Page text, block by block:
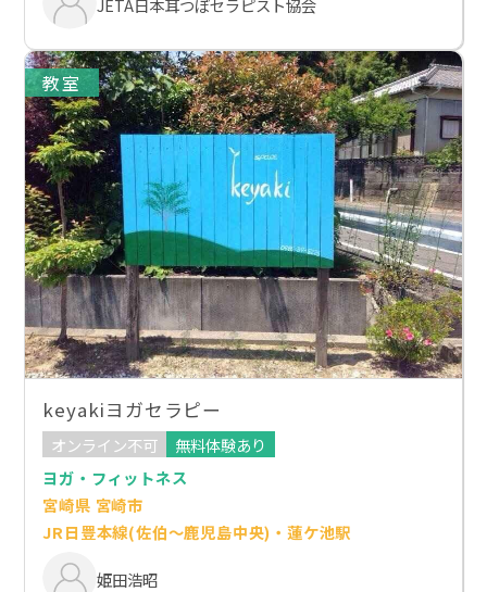
教室
keyakiヨガセラピー
オンライン不可
無料体験あり
ヨガ・フィットネス
宮崎県 宮崎市
JR日豊本線(佐伯～鹿児島中央)・蓮ケ池駅
姫田浩昭